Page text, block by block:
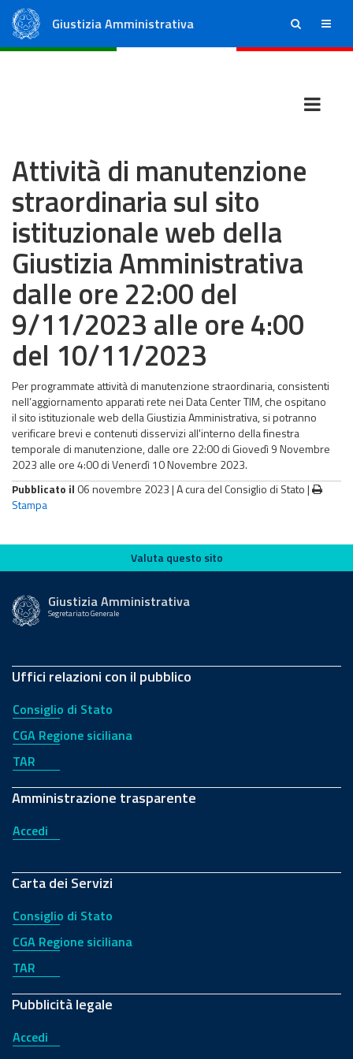
Giustizia Amministrativa ricerca menu
Attività di manutenzione
straordinaria sul sito
istituzionale web della
Giustizia Amministrativa
dalle ore 22:00 del
9/11/2023 alle ore 4:00
del 10/11/2023
Per programmate attività di manutenzione straordinaria, consistenti
nell’aggiornamento apparati rete nei Data Center TIM, che ospitano
il sito istituzionale web della Giustizia Amministrativa, si potranno
verificare brevi e contenuti disservizi all'interno della finestra
temporale di manutenzione, dalle ore 22:00 di Giovedì 9 Novembre
2023 alle ore 4:00 di Venerdì 10 Novembre 2023.
Pubblicato il 06 novembre 2023 |A cura del Consiglio di Stato|
Stampa
Valuta questo sito
Valuta questo sito
Giustizia Amministrativa
Segretariato Generale
Uffici relazioni con il pubblico
Consiglio di Stato
CGA Regione siciliana
TAR
Amministrazione trasparente
Accedi
Carta dei Servizi
Consiglio di Stato
CGA Regione siciliana
TAR
Pubblicità legale
Accedi